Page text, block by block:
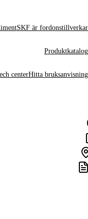
SKF är
Produktkatalog
centerHitta